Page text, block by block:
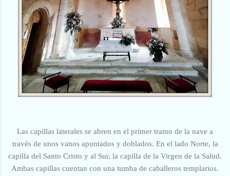
Las capillas laterales se abren en el primer tramo de la nave a
través de unos vanos apuntados y doblados. En el lado Norte, la
capilla del Santo Cristo y al Sur, la capilla de la Virgen de la Salud.
Ambas capillas cuentan con una tumba de caballeros templarios.